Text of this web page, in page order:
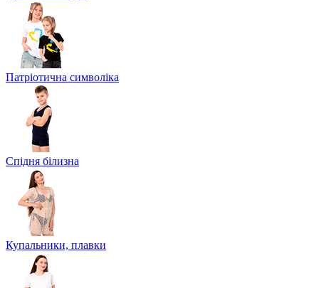
Патріотична символіка
Спідня білизна
Купальники, плавки